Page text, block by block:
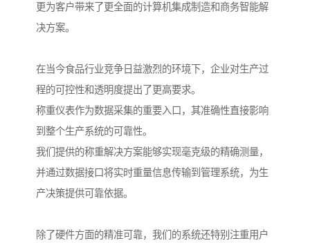
更为客户带来了更全面的计算机集成制造和商务智能解
决方案。
在当今食品行业竞争日益激烈的环境下，企业对生产过
程的可控性和透明度提出了更高要求。
称重仪表作为数据采集的重要入口，其准确性直接影响
到整个生产系统的可靠性。
我们提供的称重解决方案能够实现毫克级的精确测量，
并通过数据接口将实时重量信息传输到管理系统，为生
产决策提供可靠依据。
除了硬件方面的精准可靠，我们的系统还特别注重用户